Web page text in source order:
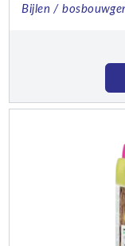
Bijlen /